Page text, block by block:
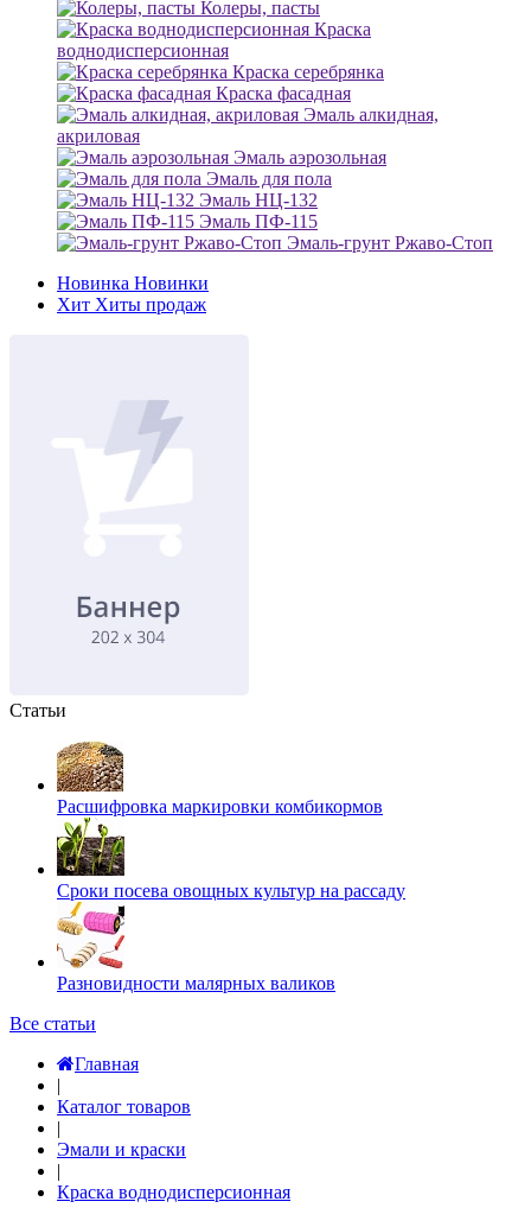
Колеры, пасты
Краска
воднодисперсионная
Краска серебрянка
Краска фасадная
Эмаль алкидная,
акриловая
Эмаль аэрозольная
Эмаль для пола
Эмаль НЦ-132
Эмаль ПФ-115
Эмаль-грунт Ржаво-Стоп
Новинка Новинки
Хит Хиты продаж
Статьи
Расшифровка маркировки комбикормов
Сроки посева овощных культур на рассаду
Разновидности малярных валиков
Все статьи
Главная
|
Каталог товаров
|
Эмали и краски
|
Краска воднодисперсионная